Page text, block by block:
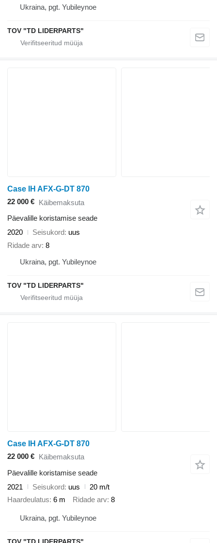
Ukraina, pgt. Yubileynoe
TOV "TD LIDERPARTS"
Case IH AFX-G-DT 870
22 000 € Käibemaksuta
Päevalille koristamise seade
2020
Seisukord uus
Ridade arv 8
Ukraina, pgt. Yubileynoe
TOV "TD LIDERPARTS"
Case IH AFX-G-DT 870
22 000 €
Käibemaksuta
Päevalille koristamise seade
2021
Seisukord uus
20 m/t
Haardeulatus 6 m Ridade arv 8
Ukraina, pgt. Yubileynoe